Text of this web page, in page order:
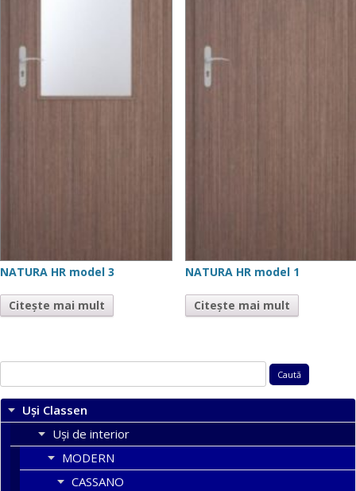
NATURA HR model 3
Citește mai mult
NATURA HR model 1
Citește mai mult
după:
Uși Classen
Uși de interior
MODERN
CASSANO